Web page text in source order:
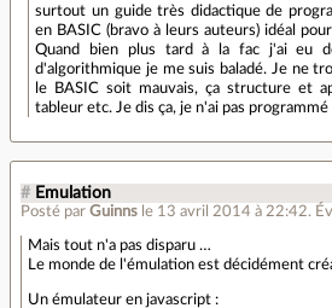
surtout un guide très didactique de
en BASIC (bravo à leurs auteurs) idéal
Quand bien plus tard à la fac j'ai eu
d'algorithmique je me suis baladé. Je ne
le BASIC soit mauvais, ça structure et
tableur etc. Je dis ça, je n'ai pas
# Emulation
Posté par Guinns le 13 avril 2014 à 22:42.
Mais tout n'a pas disparu …
Le monde de l'émulation est décidément
Un émulateur en javascript :